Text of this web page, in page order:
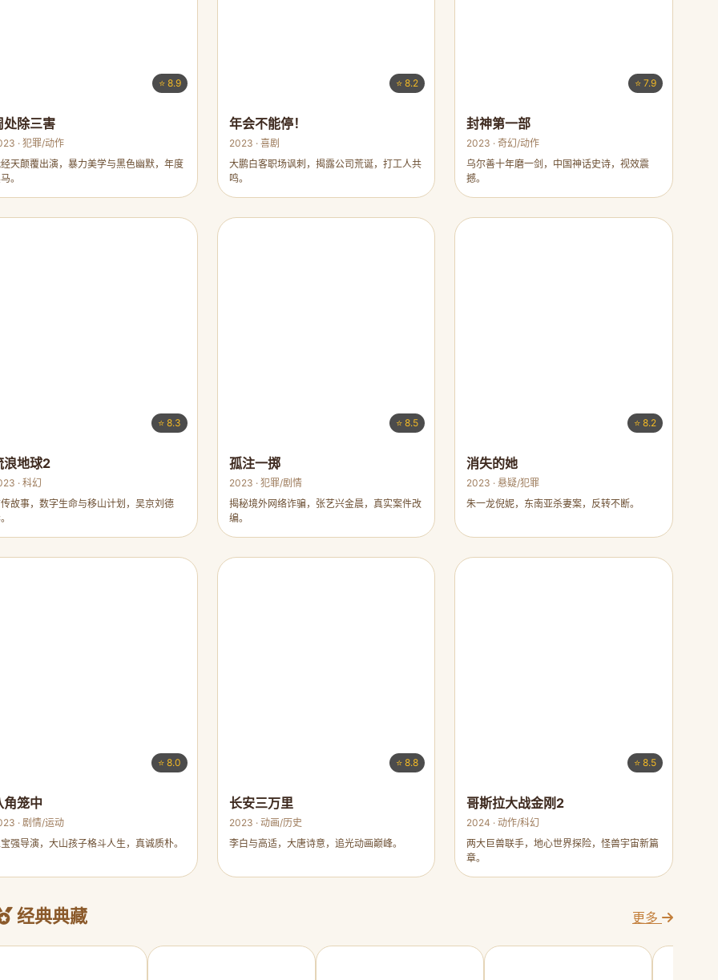
⭐ 8.9
处除三害
· 犯罪/动作
天颠覆出演，暴力美学与黑色幽默，年度
。
⭐ 8.2
年会不能停！
2023 · 喜剧
大鹏白客职场讽刺，揭露公司荒诞，打工人共
鸣。
⭐ 7.9
封神第一部
2023 · 奇幻/动作
乌尔善十年磨一剑，中国神话史诗，视效震
撼。
⭐ 8.3
浪地球2
· 科幻
故事，数字生命与移山计划，吴京刘德
⭐ 8.5
孤注一掷
2023 · 犯罪/剧情
揭秘境外网络诈骗，张艺兴金晨，真实案件改
编。
⭐ 8.2
消失的她
2023 · 悬疑/犯罪
朱一龙倪妮，东南亚杀妻案，反转不断。
⭐ 8.0
角笼中
· 剧情/运动
强导演，大山孩子格斗人生，真诚质朴。
⭐ 8.8
长安三万里
2023 · 动画/历史
李白与高适，大唐诗意，追光动画巅峰。
⭐ 8.5
哥斯拉大战金刚2
2024 · 动作/科幻
两大巨兽联手，地心世界探险，怪兽宇宙新篇
章。
经典典藏 更多